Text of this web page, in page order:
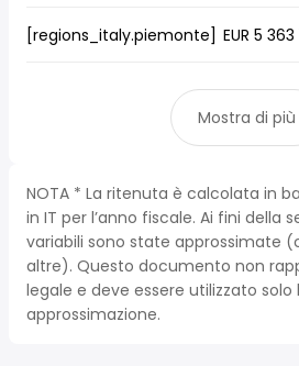
[regions_italy.piemonte] EUR 5 363
Mostra di più
NOTA * La ritenuta è calcolata in
in IT per l’anno fiscale. Ai fini della
variabili sono state approssimate
altre). Questo documento non
legale e deve essere utilizzato solo
approssimazione.